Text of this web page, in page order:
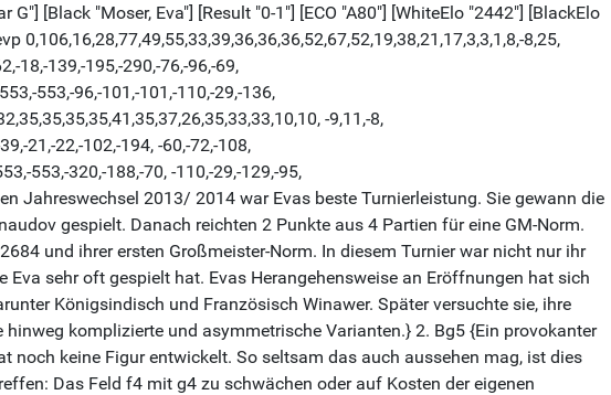
[Black "Moser, Eva"] [Result "0-1"] [ECO "A80"] [WhiteElo "2442"] [BlackElo
0,106,16,28,77,49,55,33,39,36,36,36,52,67,52,19,38,21,17,3,3,1,8,-8,25,
18,-139,-195,-290,-76,-96,-69,
553,-96,-101,-101,-110,-29,-136,
-9,11,-8,
21,-22,-102,-194, -60,-72,-108,
553,-320,-188,-70, -110,-29,-129,-95,
Jahreswechsel 2013/ 2014 war Evas beste Turnierleistung. Sie gewann die
gespielt. Danach reichten 2 Punkte aus 4 Partien für eine GM-Norm.
und ihrer ersten Großmeister-Norm. In diesem Turnier war nicht nur ihr
sehr oft gespielt hat. Evas Herangehensweise an Eröffnungen hat sich
Königsindisch und Französisch Winawer. Später versuchte sie, ihre
komplizierte und asymmetrische Varianten.} 2. Bg5 {Ein provokanter
keine Figur entwickelt. So seltsam das auch aussehen mag, ist dies
Das Feld f4 mit g4 zu schwächen oder auf Kosten der eigenen